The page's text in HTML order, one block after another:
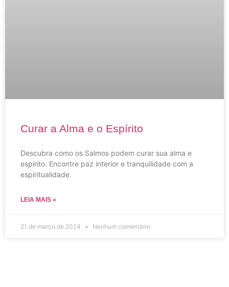
Curar a Alma e o Espírito
Descubra como os Salmos podem curar sua alma e
espírito. Encontre paz interior e tranquilidade com a
espiritualidade.
LEIA MAIS »
21 de março de 2024 Nenhum comentário